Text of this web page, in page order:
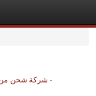
شركة شحن من